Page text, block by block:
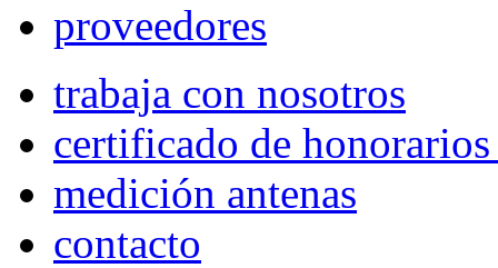
proveedores
trabaja con nosotros
certificado de
medición antenas
contacto